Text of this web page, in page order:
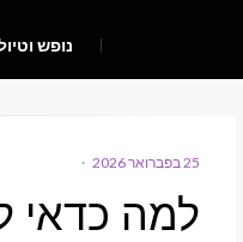
נופש
POSTED
25 בפברואר 2026
למה כדאי